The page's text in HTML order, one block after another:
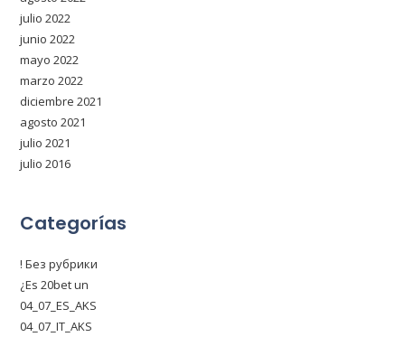
julio 2022
junio 2022
mayo 2022
marzo 2022
diciembre 2021
agosto 2021
julio 2021
julio 2016
Categorías
! Без рубрики
¿Es 20bet un
04_07_ES_AKS
04_07_IT_AKS